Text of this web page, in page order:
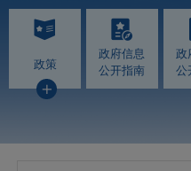
政策
政府信息
公开指南
政
公